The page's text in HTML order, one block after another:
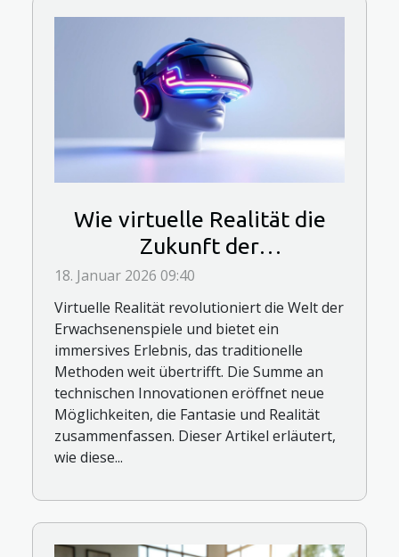
Wie virtuelle Realität die
Zukunft der
Erwachsenenspiele prägt?
18. Januar 2026 09:40
Virtuelle Realität revolutioniert die Welt der
Erwachsenenspiele und bietet ein
immersives Erlebnis, das traditionelle
Methoden weit übertrifft. Die Summe an
technischen Innovationen eröffnet neue
Möglichkeiten, die Fantasie und Realität
zusammenfassen. Dieser Artikel erläutert,
wie diese...